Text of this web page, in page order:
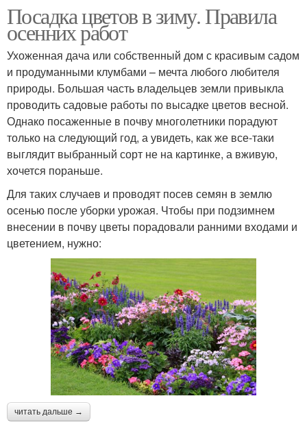
Посадка цветов в зиму. Правила
осенних работ
Ухоженная дача или собственный дом с красивым садом
и продуманными клумбами – мечта любого любителя
природы. Большая часть владельцев земли привыкла
проводить садовые работы по высадке цветов весной.
Однако посаженные в почву многолетники порадуют
только на следующий год, а увидеть, как же все-таки
выглядит выбранный сорт не на картинке, а вживую,
хочется пораньше.
Для таких случаев и проводят посев семян в землю
осенью после уборки урожая. Чтобы при подзимнем
внесении в почву цветы порадовали ранними входами и
цветением, нужно:
читать дальше →